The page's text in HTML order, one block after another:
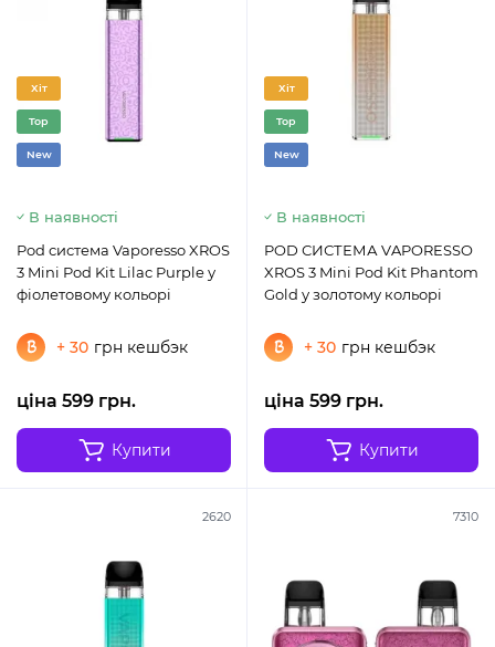
Хіт
Top
New
В наявності
Pod система Vaporesso XROS
3 Mini Pod Kit Lilac Purple у
фіолетовому кольорі
+ 30 грн кешбэк
ціна 599 грн.
Купити
Хіт
Top
New
В наявності
POD СИСТЕМА VAPORESSO
XROS 3 Mini Pod Kit Phantom
Gold у золотому кольорі
+ 30 грн кешбэк
ціна 599 грн.
Купити
2620 7310